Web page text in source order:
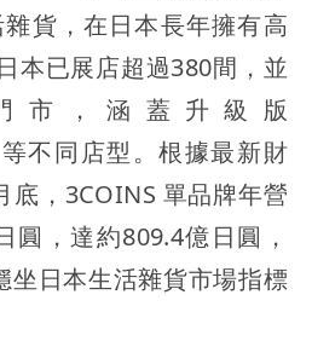
貨，在日本長年擁有高
本已展店超過380間，並
市，涵蓋升級版
等不同店型。根據最新財
底，3COINS 單品牌年營
圓，達約809.4億日圓，
坐日本生活雜貨市場指標